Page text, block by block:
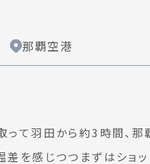
那覇空港
って羽田から約3時間、那
を感じつつまずはショ